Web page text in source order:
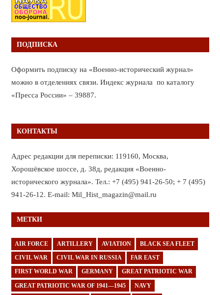
ПОДПИСКА
Оформить подписку на «Военно-исторический журнал»
можно в отделениях связи. Индекс журнала по каталогу
«Пресса России» – 39887.
КОНТАКТЫ
Адрес редакции для переписки: 119160, Москва,
Хорошёвское шоссе, д. 38д, редакция «Военно-
исторического журнала». Тел.: +7 (495) 941-26-50; + 7 (495)
941-26-12. E-mail: Mil_Hist_magazin@mail.ru
МЕТКИ
AIR FORCE ARTILLERY AVIATION BLACK SEA FLEET
CIVIL WAR CIVIL WAR IN RUSSIA FAR EAST
FIRST WORLD WAR GERMANY GREAT PATRIOTIC WAR
GREAT PATRIOTIC WAR OF 1941—1945 NAVY